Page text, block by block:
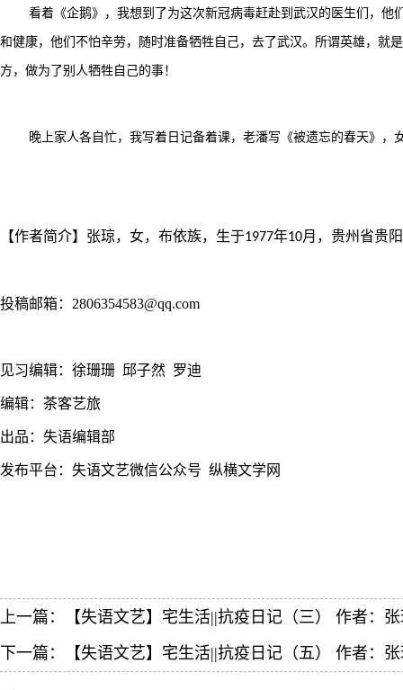
看着《企鹅》，我想到了为这次新冠病毒赶赴到武汉的医生们，他
和健康，他们不怕辛劳，随时准备牺牲自己，去了武汉。所谓英雄，就
方，做为了别人牺牲自己的事！
晚上家人各自忙，我写着日记备着课，老潘写《被遗忘的春天》，
【作者简介】 张琼，女，布依族，生于1977年10月，贵州省贵
投稿邮箱：2806354583@qq.com
见习编辑：徐珊珊 邱子然 罗迪
编辑：茶客艺旅
出品：失语编辑部
发布平台：失语文艺微信公众号 纵横文学网
上一篇：
【失语文艺】宅生活||抗疫日记（三） 作者：
下一篇：
【失语文艺】宅生活||抗疫日记（五） 作者：